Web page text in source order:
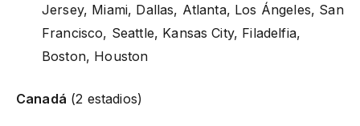
Jersey, Miami, Dallas, Atlanta, Los Ángeles, San
Francisco, Seattle, Kansas City, Filadelfia,
Boston, Houston
Canadá (2 estadios)